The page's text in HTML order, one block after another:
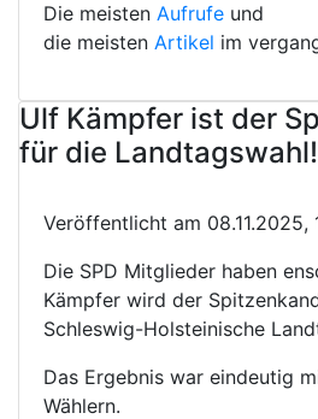
Die meisten Aufrufe und
die meisten Artikel im
Ulf Kämpfer ist der
für die Landtagswahl!
Veröffentlicht am
Die SPD Mitglieder haben
Kämpfer wird der
Schleswig-Holsteinische
Das Ergebnis war eindeutig
Wählern.